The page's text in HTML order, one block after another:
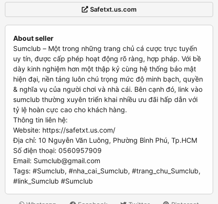
Safetxt.us.com
About seller
Sumclub – Một trong những trang chủ cá cược trực tuyến
uy tín, được cấp phép hoạt động rõ ràng, hợp pháp. Với bề
dày kinh nghiệm hơn một thập kỷ cùng hệ thống bảo mật
hiện đại, nền tảng luôn chú trọng mức độ minh bạch, quyền
& nghĩa vụ của người chơi và nhà cái. Bên cạnh đó, link vào
sumclub thường xuyên triển khai nhiều ưu đãi hấp dẫn với
tỷ lệ hoàn cực cao cho khách hàng.
Thông tin liên hệ:
Website: https://safetxt.us.com/
Địa chỉ: 10 Nguyễn Văn Luông, Phường Bình Phú, Tp.HCM
Số điện thoại: 0560957909
Email: Sumclub@gmail.com
Tags: #Sumclub, #nha_cai_Sumclub, #trang_chu_Sumclub,
#link_Sumclub #Sumclub